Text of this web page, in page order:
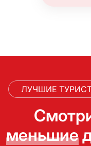
ЛУЧШИЕ
меньшие